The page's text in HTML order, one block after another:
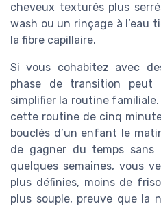
cheveux texturés plus
wash ou un rinçage à l’eau
la fibre capillaire.
Si vous cohabitez avec
phase de transition peut
simplifier la routine
cette routine de cinq
bouclés d’un enfant le
de gagner du temps sans
quelques semaines, vous
plus définies, moins de
plus souple, preuve que la